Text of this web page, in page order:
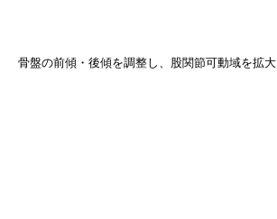
骨盤の前傾・後傾を調整し、股関節可動域を拡大